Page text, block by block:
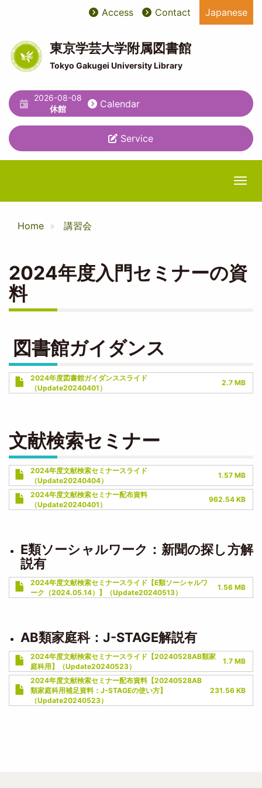
content
User
account
menu
ユ
ー
テ
ィ
リ
テ
ィ
メ
ュ
ー
Access Contact Japanese
東京学芸大学附属図書館
Tokyo Gakugei University Library
2026-08-08
休館
Calendar
Service
Home 講習会
2024年度入門セミナーの資
料
図書館ガイダンス
Document
2024年度図書館ガイダンススライド
（Update20240401）
2.7 MB
文献検索セミナー
Document
2024年度文献検索セミナースライド
（Update20240404）
1.57 MB
Document
2024年度文献検索セミナー配布資料
（Update20240401）
962.54 KB
E類ソーシャルワーク：新聞の探し方解
説有
Document
2024年度文献検索セミナースライド【E類ソーシャルワ
ーク（2024.05.14）】（Update20240513）
1.56 MB
AB類家庭科：J-STAGE解説有
Document
2024年度文献検索セミナースライド【20240528AB類家
庭科用】（Update20240523）
1.7 MB
Document
2024年度文献検索セミナー配布資料【20240528AB
類家庭科用補足資料：J-STAGEの使い方】
（Update20240523）
231.56 KB